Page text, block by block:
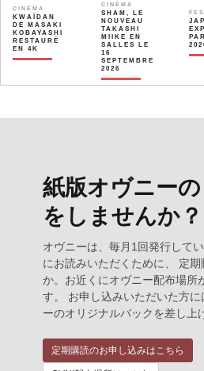
CINÉMA
KWAÏDAN
DE MASAKI
KOBAYASHI
RESTAURÉ
EN 4K
CINÉMA
SHAM, LE
NOUVEAU
TAKASHI
MIIKE EN
SALLES LE
16
SEPTEMBRE
2026
紙版オヴニー
をしませんか？
オヴニーは、毎月1回発行して
にお読みいただくために、 定
か。お近くにオヴニー配布場所
す。 お申し込みいただいた方
ーのオリジナルバックを差し上
定期購読のお申し込みはこちら